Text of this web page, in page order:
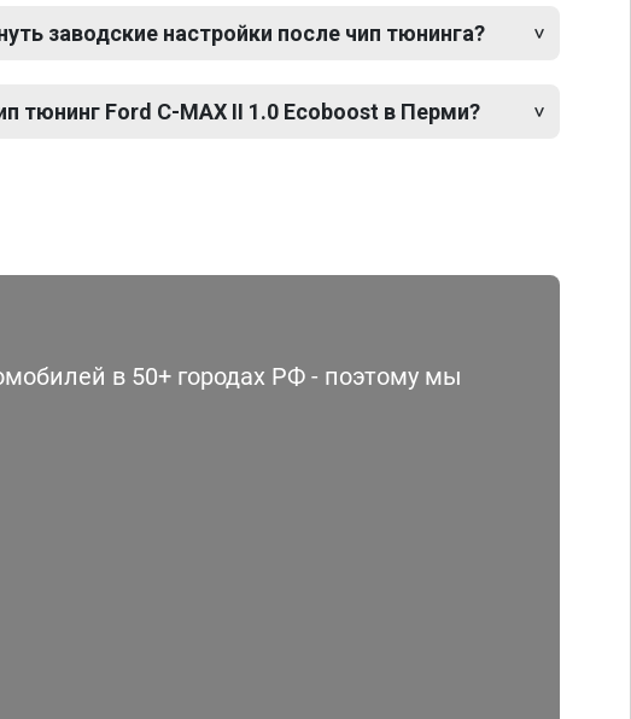
заводские настройки после чип тюнинга?
тюнинг Ford C-MAX II 1.0 Ecoboost в Перми?
в 50+ городах РФ - поэтому мы